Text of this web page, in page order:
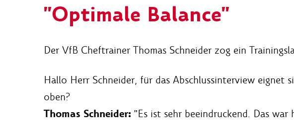
"Optimale Balance"
Der VfB Cheftrainer Thomas Schneider zog ein
Hallo Herr Schneider, für das Abschlussinterview eignet
oben?
Thomas Schneider: "Es ist sehr beeindruckend. Das